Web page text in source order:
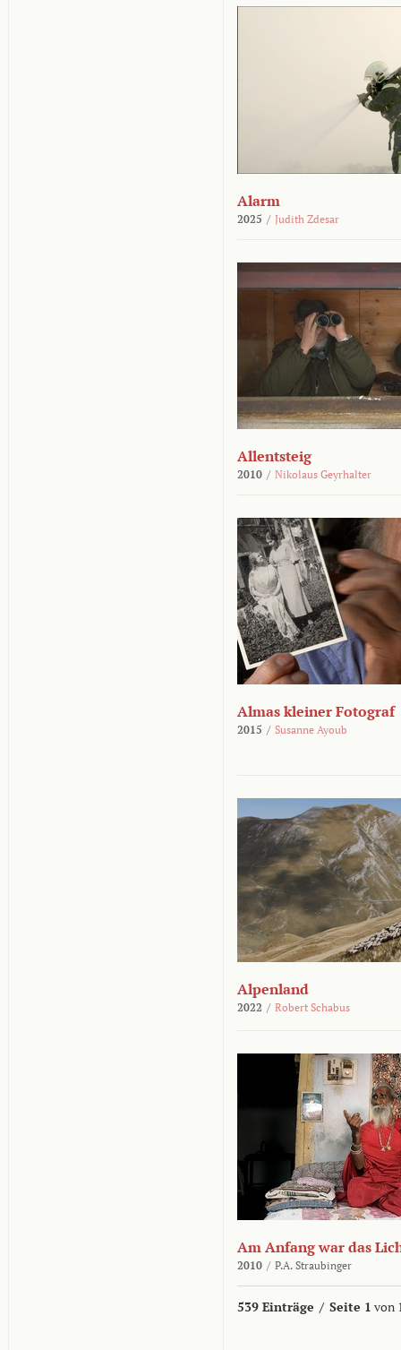
Alarm
2025 / Judith Zdesar
Allentsteig
2010 / Nikolaus Geyrhalter
Almas kleiner Fotograf
2015 / Susanne Ayoub
Alpenland
2022 / Robert Schabus
Am Anfang war das
2010 / P.A. Straubinger
539 Einträge / Seite 1 von